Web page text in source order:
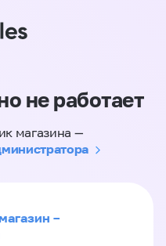
не работает
магазина —
–